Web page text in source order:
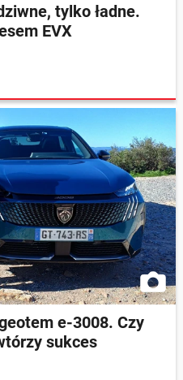
tylko ładne.
EVX
e-3008. Czy
sukces